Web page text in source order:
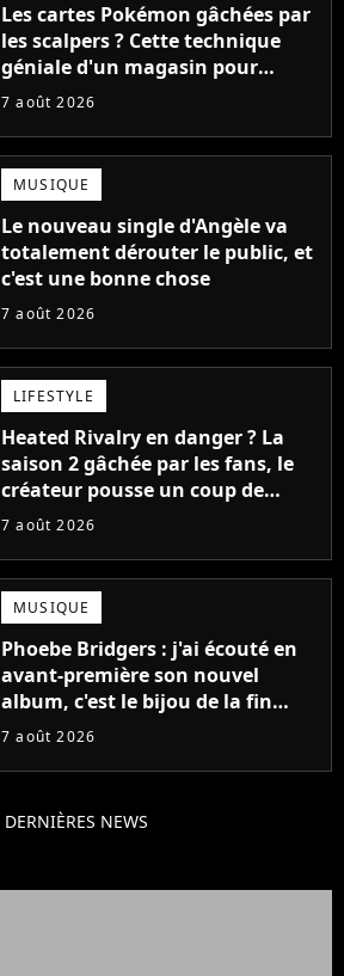
Les cartes Pokémon gâchées par
les scalpers ? Cette technique
géniale d'un magasin pour
ruiner les revendeurs
7 août 2026
MUSIQUE
Le nouveau single d'Angèle va
totalement dérouter le public, et
c'est une bonne chose
7 août 2026
LIFESTYLE
Heated Rivalry en danger ? La
saison 2 gâchée par les fans, le
créateur pousse un coup de
gueule
7 août 2026
MUSIQUE
Phoebe Bridgers : j'ai écouté en
avant-première son nouvel
album, c'est le bijou de la fin
d'été
7 août 2026
DERNIÈRES NEWS